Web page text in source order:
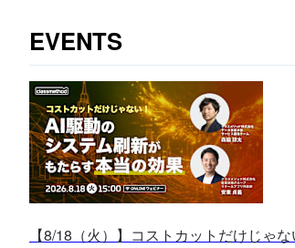
EVENTS
【8/18（火）】コストカットだけじゃ